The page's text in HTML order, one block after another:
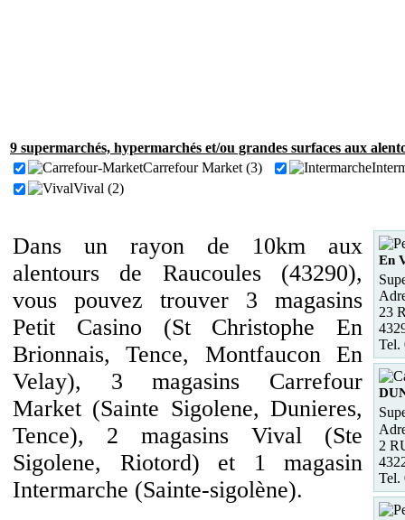
9 supermarchés, hypermarchés et/ou grandes surfaces aux
Carrefour Market (3)
Vival (2)
Dans un rayon de 10km aux
alentours de Raucoules (43290),
vous pouvez trouver 3 magasins
Petit Casino (St Christophe En
Brionnais, Tence, Montfaucon En
Velay), 3 magasins Carrefour
Market (Sainte Sigolene, Dunieres,
Tence), 2 magasins Vival (Ste
Sigolene, Riotord) et 1 magasin
Intermarche (Sainte-sigolène).
En
23
Tel.
2
Tel.